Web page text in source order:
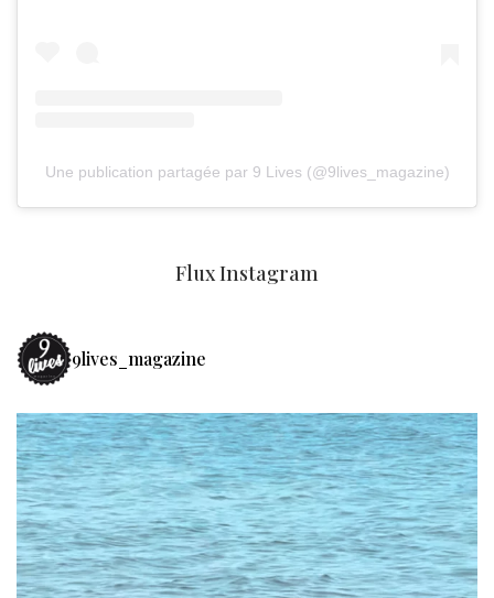
Une publication partagée par 9 Lives (@9lives_magazine)
Flux Instagram
9lives_magazine